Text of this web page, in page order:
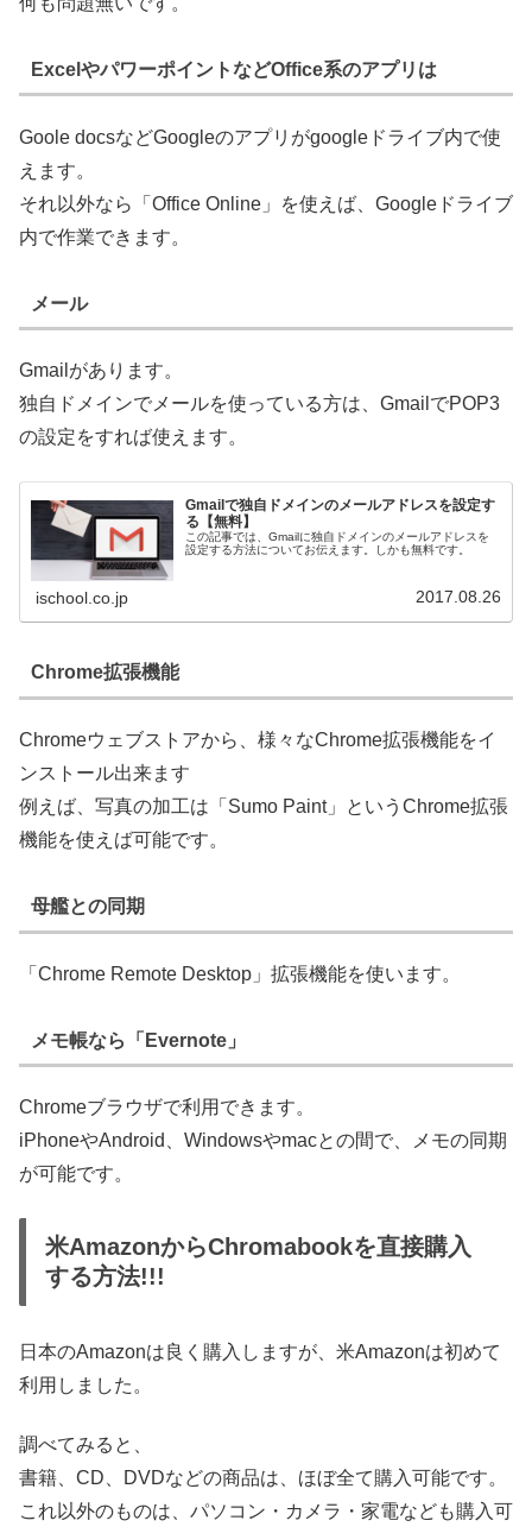
ExcelやパワーポイントなどOffice系のアプリは
Goole docsなどGoogleのアプリがgoogleドライブ内で使
えます。
それ以外なら「Office Online」を使えば、Googleドライブ
内で作業できます。
メール
Gmailがあります。
独自ドメインでメールを使っている方は、GmailでPOP3
の設定をすれば使えます。
Gmailで独自ドメインのメールアドレスを設定す
る【無料】
この記事では、Gmailに独自ドメインのメールアドレスを
設定する方法についてお伝えます。しかも無料です。
ischool.co.jp 2017.08.26
Chrome拡張機能
Chromeウェブストアから、様々なChrome拡張機能をイ
ンストール出来ます
例えば、写真の加工は「Sumo Paint」というChrome拡張
機能を使えば可能です。
母艦との同期
「Chrome Remote Desktop」拡張機能を使います。
メモ帳なら「Evernote」
Chromeブラウザで利用できます。
iPhoneやAndroid、Windowsやmacとの間で、メモの同期
が可能です。
米AmazonからChromabookを直接購入
する方法!!!
日本のAmazonは良く購入しますが、米Amazonは初めて
利用しました。
調べてみると、
書籍、CD、DVDなどの商品は、ほぼ全て購入可能です。
これ以外のものは、パソコン・カメラ・家電なども購入可